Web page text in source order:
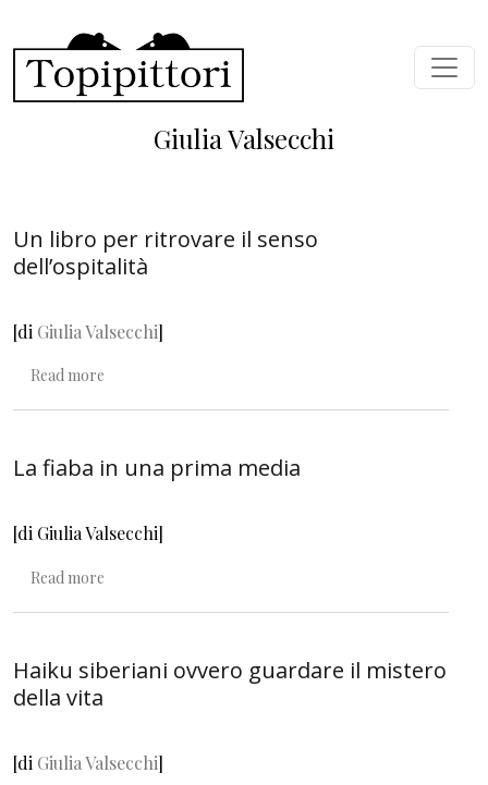
Giulia Valsecchi
Un libro per ritrovare il senso
dell’ospitalità
[di Giulia Valsecchi]
Read more
La fiaba in una prima media
[di Giulia Valsecchi]
Read more
Haiku siberiani ovvero guardare il mistero
della vita
[di Giulia Valsecchi]